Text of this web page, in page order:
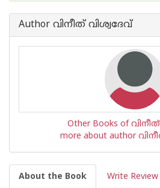
Author വിനീത് വിശ്വദേവ്
Other Books of
more about author
About the Book Write Review